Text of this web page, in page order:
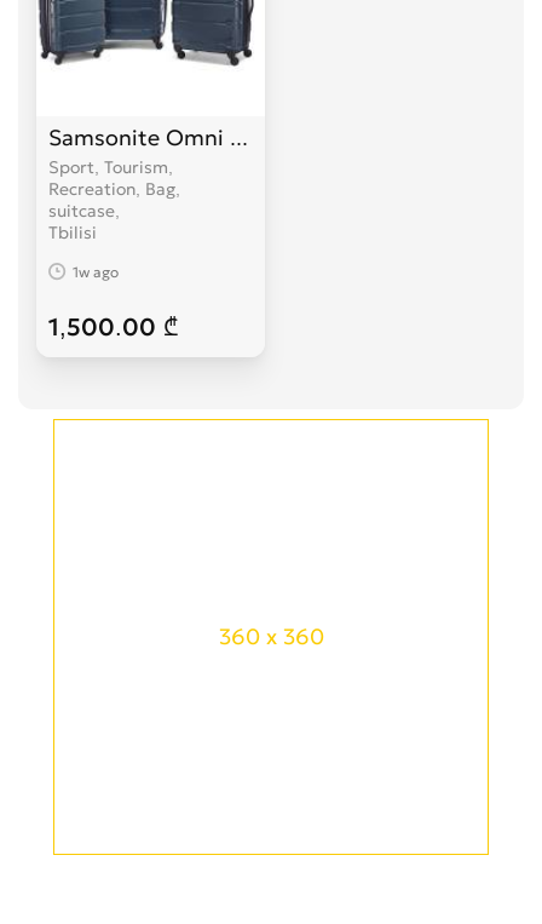
Samsonite Omni PC Hardside Expandable
Sport, Tourism,
Recreation, Bag,
suitcase
Tbilisi
1w ago
1,500.00 ₾
360 x 360